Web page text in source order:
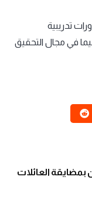
تدريبية
في مجال التحقيق
العائلات